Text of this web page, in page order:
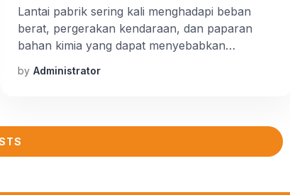
Lantai pabrik sering kali menghadapi beban
berat, pergerakan kendaraan, dan paparan
bahan kimia yang dapat menyebabkan
kerusakan dan keausan pada permukaannya.
Oleh karena itu, pemilihan bahan lantai yang
Salah satu pilihan yang cocok dan efektif
adalah epoxy mortar. Artikel ini akan
by Administrator